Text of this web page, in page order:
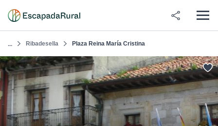
... Ribadesella Plaza Reina María Cristina